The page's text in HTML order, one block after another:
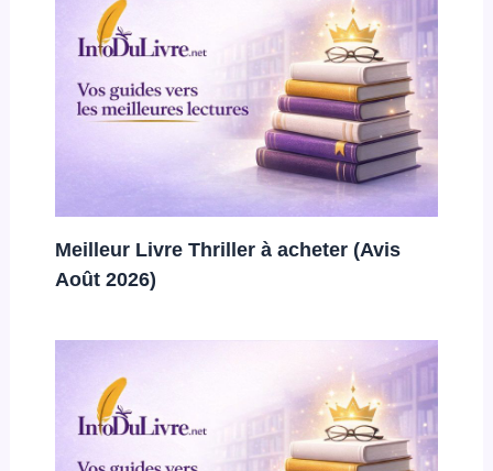
Meilleur Livre Thriller à acheter (Avis
Août 2026)